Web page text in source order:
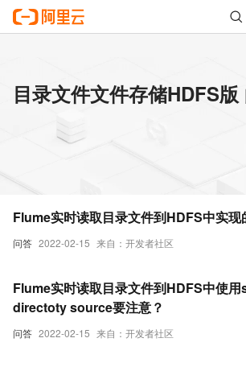
目录文件文件存储HDFS
问答 2022-02-15 来自：开发者社区
Flume实时读取目录文件到HDFS中实现
问答 2022-02-15 来自：开发者社区
Flume实时读取目录文件到HDFS中使
directoty source要注意？